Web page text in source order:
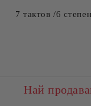
7 тактов /6
Най